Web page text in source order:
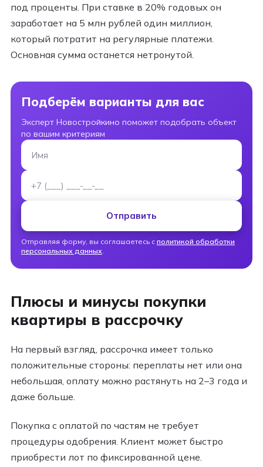
под проценты. При ставке в 20% годовых он
заработает на 5 млн рублей один миллион,
который потратит на регулярные платежи.
Основная сумма останется нетронутой.
Подберём варианты для вас
Эксперт Новостройкино поможет подобрать объект
по вашим критериям
Имя
Номер телефона
Отправить
Отправляя форму, вы соглашаетесь с политикой обработки
персональных данных.
Плюсы и минусы покупки
квартиры в рассрочку
На первый взгляд, рассрочка имеет только
положительные стороны: переплаты нет или она
небольшая, оплату можно растянуть на 2–3 года и
даже больше.
Покупка с оплатой по частям не требует
процедуры одобрения. Клиент может быстро
приобрести лот по фиксированной цене.